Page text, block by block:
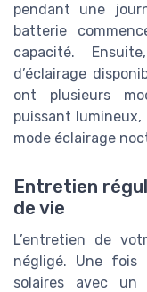
pendant une
batterie
capacité.
d’éclairage
ont plusieurs
puissant
mode éclairage
Entretien
de vie
L’entretien de
négligé. Une fois
solaires avec